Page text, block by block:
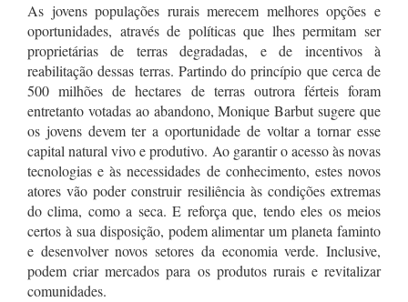
As jovens populações rurais merecem melhores opções e
oportunidades, através de políticas que lhes permitam ser
proprietárias de terras degradadas, e de incentivos à
reabilitação dessas terras. Partindo do princípio que cerca de
500 milhões de hectares de terras outrora férteis foram
entretanto votadas ao abandono, Monique Barbut sugere que
os jovens devem ter a oportunidade de voltar a tornar esse
capital natural vivo e produtivo. Ao garantir o acesso às novas
tecnologias e às necessidades de conhecimento, estes novos
atores vão poder construir resiliência às condições extremas
do clima, como a seca. E reforça que, tendo eles os meios
certos à sua disposição, podem alimentar um planeta faminto
e desenvolver novos setores da economia verde. Inclusive,
podem criar mercados para os produtos rurais e revitalizar
comunidades.